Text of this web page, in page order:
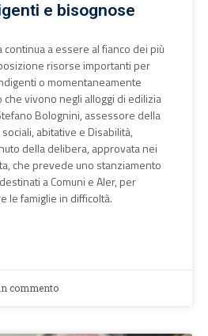
e bisognose
continua a essere al fianco dei più
risorse importanti per
o momentaneamente
vivono negli alloggi di edilizia
Bolognini, assessore della
abitative e Disabilità,
della delibera, approvata nei
che prevede uno stanziamento
a Comuni e Aler, per
le famiglie in difficoltà.
commento